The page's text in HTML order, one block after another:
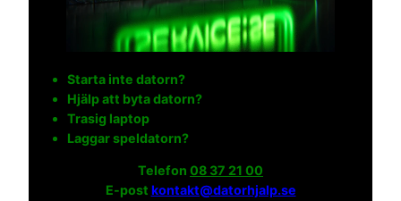
Starta inte datorn?
Hjälp att byta datorn?
Trasig laptop
Laggar speldatorn?
Telefon 08 37 21 00
E-post kontakt@datorhjalp.se